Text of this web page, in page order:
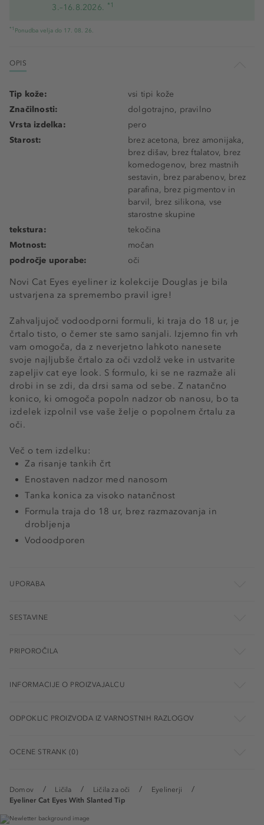
Domov Ličila Ličila za oči
Eyelinerji
Eyeliner Cat Eyes With Slanted Tip
3.–16.8.2026. *1
*1 Ponudba velja do 17. 08. 26.
OPIS
Novi Cat Eyes eyeliner iz kolekcije Douglas je bila
ustvarjena za spremembo pravil igre!
Zahvaljujoč vodoodporni formuli, ki traja do 18 ur, je
črtalo tisto, o čemer ste samo sanjali. Izjemno fin vrh
vam omogoča, da z neverjetno lahkoto nanesete
svoje najljubše črtalo za oči vzdolž veke in ustvarite
zapeljiv cat eye look. S formulo, ki se ne razmaže ali
drobi in se zdi, da drsi sama od sebe. Z natančno
konico, ki omogoča popoln nadzor ob nanosu, bo ta
izdelek izpolnil vse vaše želje o popolnem črtalu za
oči.
Več o tem izdelku:
Za risanje tankih črt
Enostaven nadzor med nanosom
Tanka konica za visoko natančnost
Formula traja do 18 ur, brez razmazovanja in
drobljenja
Vodoodporen
Tip kože:
vsi tipi kože
Značilnosti:
dolgotrajno, pravilno
Vrsta izdelka:
pero
Starost:
brez acetona, brez amonijaka,
brez dišav, brez ftalatov, brez
komedogenov, brez mastnih
sestavin, brez parabenov, brez
parafina, brez pigmentov in
barvil, brez silikona, vse
starostne skupine
tekstura:
tekočina
Motnost:
močan
področje uporabe:
oči
UPORABA
SESTAVINE
PRIPOROČILA
INFORMACIJE O PROIZVAJALCU
ODPOKLIC PROIZVODA IZ VARNOSTNIH RAZLOGOV
OCENE STRANK (0)